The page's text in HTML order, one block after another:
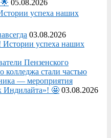
05.08.2026
успеха наших
03.08.2026
успеха наших
Пензенского
колледжа стали частью
— мероприятия
Индилайта»! 🤩 03.08.2026